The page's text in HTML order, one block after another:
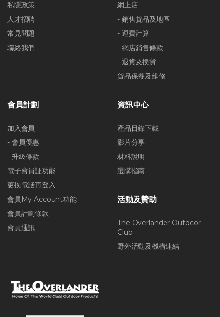
私隱政策
人才招聘
常見問題
聯絡我們
網上店
- 銷售貨品及地區
- 運費計算
- 網店銷售條款
- 退貨及換貨
貨品保養及維修
會員計劃
加入會員
- 會員優惠
- 升級條款
電子會員証功能
更換電話再登入
會員My Account功能
會員計劃條款
會員通訊
資訊中心
產品目錄下載
影片分享
材料說明
選購指南
活動及贊助
The Overlander Outdoor
Club
野外活動及機構連結